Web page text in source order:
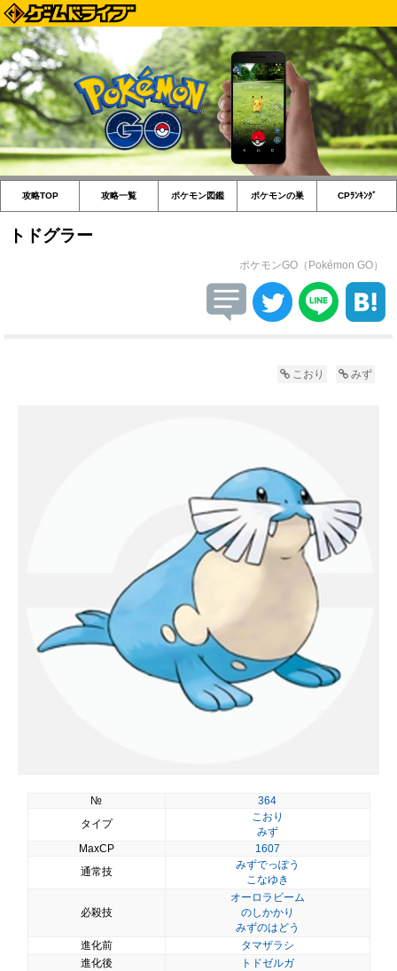
攻略TOP 攻略一覧 ポケモン図鑑 ポケモンの巣 CPﾗﾝｷﾝｸﾞ
トドグラー
ポケモンGO（Pokémon GO）
こおり みず
№
364
タイプ
こおり
みず
MaxCP
1607
通常技
みずでっぽう
こなゆき
必殺技
オーロラビーム
のしかかり
みずのはどう
進化前
タマザラシ
進化後
トドゼルガ